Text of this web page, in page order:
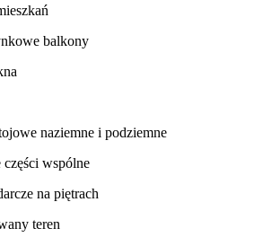
balkony
naziemne i podziemne
części wspólne
na piętrach
teren